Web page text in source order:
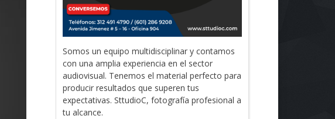
Somos un equipo multidisciplinar y contamos
con una amplia experiencia en el sector
audiovisual. Tenemos el material perfecto para
producir resultados que superen tus
expectativas. SttudioC, fotografía profesional a
tu alcance.